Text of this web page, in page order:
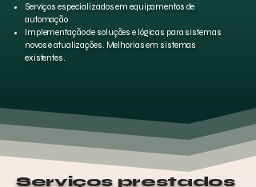
Serviços especializados em equipamentos de
automação
Implementação de soluções e lógicas para sistemas
novos e atualizações. Melhorias em sistemas
existentes.
Serviços prestados